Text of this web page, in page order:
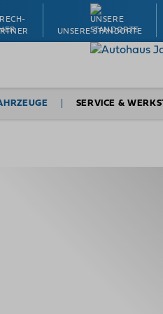
UNSERE STANDORTE
SERVICE &